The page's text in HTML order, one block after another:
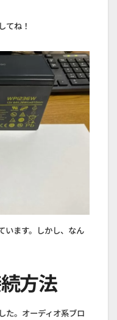
てね！
います。しかし、なん
方法
た。オーディオ系ブロ